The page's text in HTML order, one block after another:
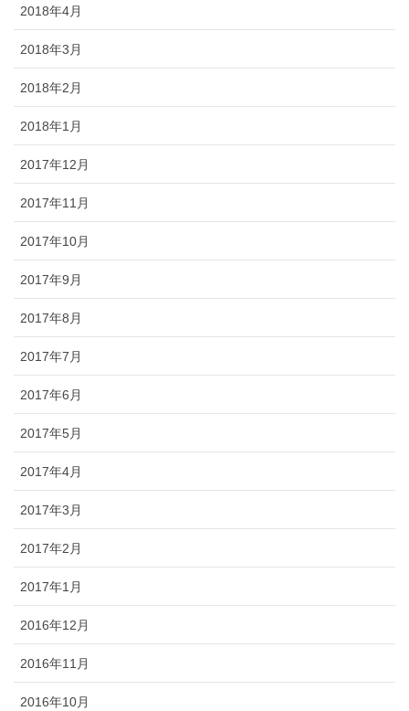
2018年4月
2018年3月
2018年2月
2018年1月
2017年12月
2017年11月
2017年10月
2017年9月
2017年8月
2017年7月
2017年6月
2017年5月
2017年4月
2017年3月
2017年2月
2017年1月
2016年12月
2016年11月
2016年10月